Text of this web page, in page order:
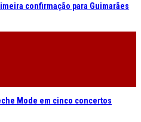
confirmação para Guimarães
Mode em cinco concertos